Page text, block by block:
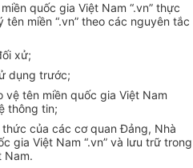
quốc gia Việt Nam “.vn” thực
miền “.vn” theo các nguyên tắc
xử;
dụng trước;
tên miền quốc gia Việt Nam
thông tin;
của các cơ quan Đảng, Nhà
gia Việt Nam “.vn” và lưu trữ trong
Nam.